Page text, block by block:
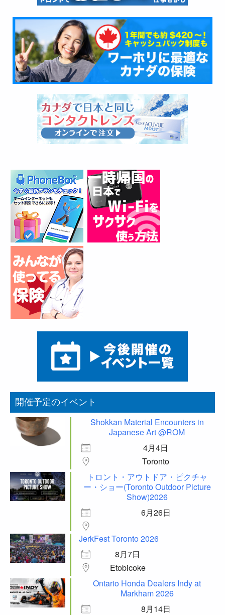
開催予定のイベント
Shokkan Material Encounters in
Japanese Art @ROM
4月4日
Toronto
トロント・アウトドア・ピクチャ
ー・ショー(Toronto Outdoor Picture
Show)2026
6月26日
JerkFest Toronto 2026
8月7日
Etobicoke
Ontario Honda Dealers Indy at
Markham 2026
8月14日